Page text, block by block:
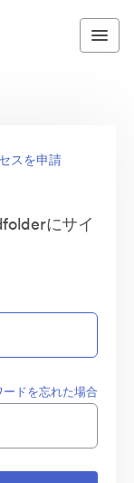
スを申請
にサイ
ードを忘れた場合